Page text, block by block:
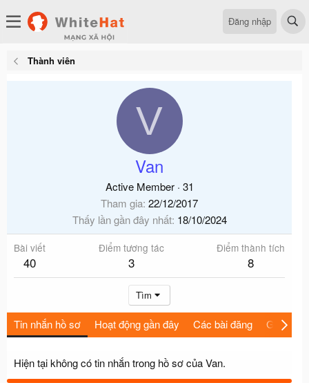
Đăng nhập
Thành viên
V
Van
Active Member · 31
Tham gia 22/12/2017
Thấy lần gần đây nhất 18/10/2024
Bài viết
40
Điểm tương tác
3
Điểm thành tích
8
Tìm
Tin nhắn hồ sơ Hoạt động gần đây Các bài đăng Giới thiệu
Hiện tại không có tin nhắn trong hồ sơ của Van.